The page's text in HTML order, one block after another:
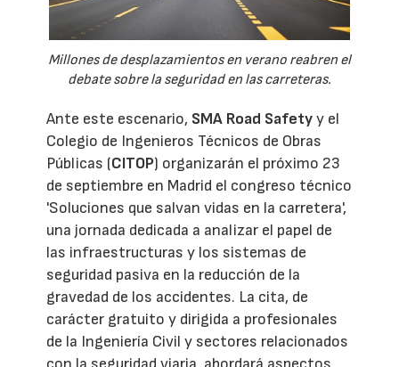
Millones de desplazamientos en verano reabren el
debate sobre la seguridad en las carreteras.
Ante este escenario, SMA Road Safetyy el
Colegio de Ingenieros Técnicos de Obras
Públicas (CITOP) organizarán el próximo 23
de septiembre en Madrid el congreso técnico
'Soluciones que salvan vidas en la carretera',
una jornada dedicada a analizar el papel de
las infraestructuras y los sistemas de
seguridad pasiva en la reducción de la
gravedad de los accidentes. La cita, de
carácter gratuito y dirigida a profesionales
de la Ingeniería Civil y sectores relacionados